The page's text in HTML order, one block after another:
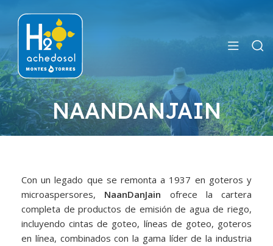
NAANDANJAIN
Con un legado que se remonta a 1937 en goteros y
microaspersores, NaanDanJain ofrece la cartera
completa de productos de emisión de agua de riego,
incluyendo cintas de goteo, líneas de goteo, goteros
en línea, combinados con la gama líder de la industria